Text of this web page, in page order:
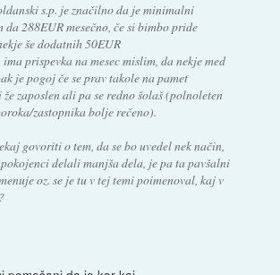
s.p. je značilno da je minimalni
da 288EUR mesečno, če si bimbo pride
še dodatnih 50EUR
prispevka na mesec mislim, da nekje med
je pogoj če se prav takole na pamet
zaposlen ali pa se redno šolaš (polnoleten
zastopnika bolje rečeno).
govoriti o tem, da se bo uvedel nek način,
delali manjša dela, je pa ta pavšalni
oz. se je tu v tej temi poimenoval, kaj v